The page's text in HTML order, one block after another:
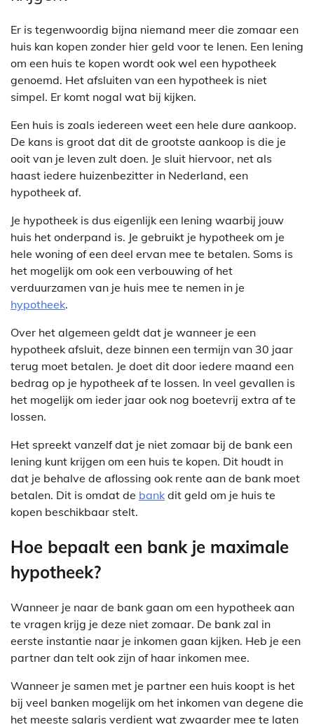
Er is tegenwoordig bijna niemand meer die zomaar een
huis kan kopen zonder hier geld voor te lenen. Een lening
om een huis te kopen wordt ook wel een hypotheek
genoemd. Het afsluiten van een hypotheek is niet
simpel. Er komt nogal wat bij kijken.
Een huis is zoals iedereen weet een hele dure aankoop.
De kans is groot dat dit de grootste aankoop is die je
ooit van je leven zult doen. Je sluit hiervoor, net als
haast iedere huizenbezitter in Nederland, een
hypotheek af.
Je hypotheek is dus eigenlijk een lening waarbij jouw
huis het onderpand is. Je gebruikt je hypotheek om je
hele woning of een deel ervan mee te betalen. Soms is
het mogelijk om ook een verbouwing of het
verduurzamen van je huis mee te nemen in je
hypotheek.
Over het algemeen geldt dat je wanneer je een
hypotheek afsluit, deze binnen een termijn van 30 jaar
terug moet betalen. Je doet dit door iedere maand een
bedrag op je hypotheek af te lossen. In veel gevallen is
het mogelijk om ieder jaar ook nog boetevrij extra af te
lossen.
Het spreekt vanzelf dat je niet zomaar bij de bank een
lening kunt krijgen om een huis te kopen. Dit houdt in
dat je behalve de aflossing ook rente aan de bank moet
betalen. Dit is omdat de bank dit geld om je huis te
kopen beschikbaar stelt.
Hoe bepaalt een bank je maximale
hypotheek?
Wanneer je naar de bank gaan om een hypotheek aan
te vragen krijg je deze niet zomaar. De bank zal in
eerste instantie naar je inkomen gaan kijken. Heb je een
partner dan telt ook zijn of haar inkomen mee.
Wanneer je samen met je partner een huis koopt is het
bij veel banken mogelijk om het inkomen van degene die
het meeste salaris verdient wat zwaarder mee te laten